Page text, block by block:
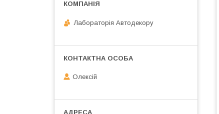
Лабораторія Автодекору
Олексій